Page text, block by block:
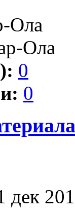
Ола
Ола
0
0
дек